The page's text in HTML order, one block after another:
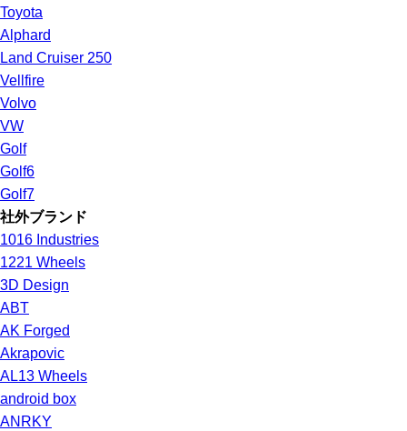
Toyota
Alphard
Land Cruiser 250
Vellfire
Volvo
VW
Golf
Golf6
Golf7
社外ブランド
1016 Industries
1221 Wheels
3D Design
ABT
AK Forged
Akrapovic
AL13 Wheels
android box
ANRKY